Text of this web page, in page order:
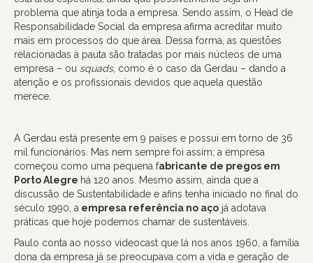
problema que atinja toda a empresa. Sendo assim, o Head de
Responsabilidade Social da empresa afirma acreditar muito
mais em processos do que área. Dessa forma, as questões
relacionadas à pauta são tratadas por mais núcleos de uma
empresa – ou squads, como é o caso da Gerdau – dando a
atenção e os profissionais devidos que aquela questão
merece.
A Gerdau está presente em 9 países e possui em torno de 36
mil funcionários. Mas nem sempre foi assim; a empresa
começou como uma pequena fabricante de pregos em
Porto Alegre há 120 anos. Mesmo assim, ainda que a
discussão de Sustentabilidade e afins tenha iniciado no final do
século 1990, a empresa referência no aço já adotava
práticas que hoje podemos chamar de sustentáveis.
Paulo conta ao nosso videocast que lá nos anos 1960, a família
dona da empresa já se preocupava com a vida e geração de